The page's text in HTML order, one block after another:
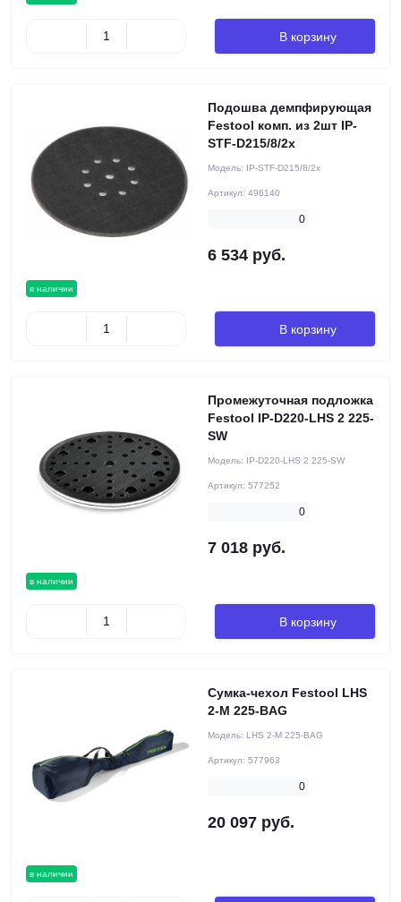
В корзину
в наличии
Подошва демпфирующая
Festool комп. из 2шт IP-
STF-D215/8/2x
Модель: IP-STF-D215/8/2x
Артикул: 496140
0
6 534 руб.
В корзину
в наличии
Промежуточная подложка
Festool IP-D220-LHS 2 225-
SW
Модель: IP-D220-LHS 2 225-SW
Артикул: 577252
0
7 018 руб.
В корзину
в наличии
Сумка-чехол Festool LHS
2-M 225-BAG
Модель: LHS 2-M 225-BAG
Артикул: 577963
0
20 097 руб.